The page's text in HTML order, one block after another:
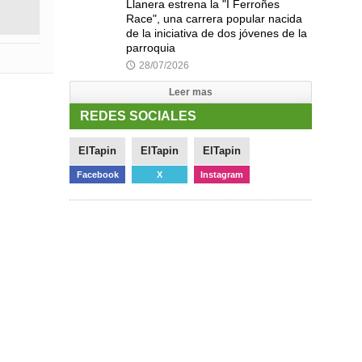
Llanera estrena la "I Ferroñes
Race", una carrera popular nacida
de la iniciativa de dos jóvenes de la
parroquia
🕔 28/07/2026
Leer mas
REDES SOCIALES
ElTapin
Facebook
ElTapin
X
ElTapin
Instagram